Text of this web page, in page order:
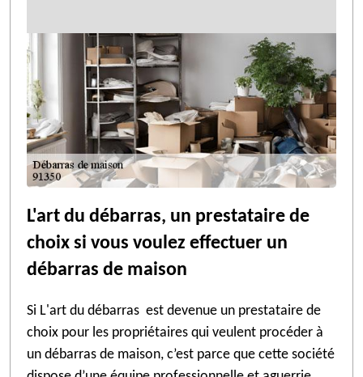
L'art du débarras, un prestataire de
choix si vous voulez effectuer un
débarras de maison
Si L'art du débarras est devenue un prestataire de
choix pour les propriétaires qui veulent procéder à
un débarras de maison, c’est parce que cette société